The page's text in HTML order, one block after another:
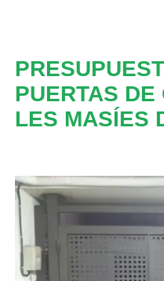
PUERTAS
LES MASÍES